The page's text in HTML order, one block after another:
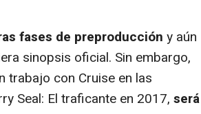
fases de preproducción y aún
sinopsis oficial. Sin embargo,
trabajo con Cruise en las
Seal: El traficante en 2017, será